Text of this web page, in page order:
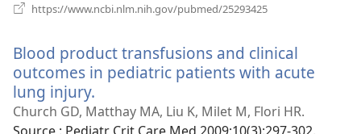
https://www.ncbi.nlm.nih.gov/pubmed/25293425
fenêtre)
Blood product transfusions and clinical
outcomes in pediatric patients with acute
lung injury.
une
Church GD, Matthay MA, Liu K, Milet M, Flori HR.